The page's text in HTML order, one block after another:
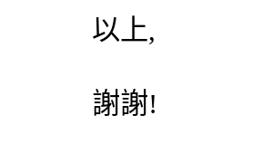
以上,
謝謝!